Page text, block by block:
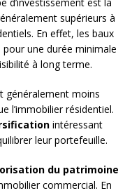
supérieurs à
En effet, les baux
une durée minimale
à long terme.
généralement moins
l’immobilier résidentiel.
intéressant
leur portefeuille.
du patrimoine
commercial. En